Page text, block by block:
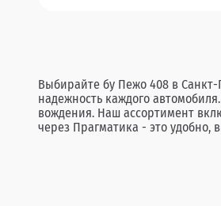
Выбирайте бу Пежо 408 в Санкт-
надежность каждого
вождения. Наш ассортимент
через Прагматика - это удобно,